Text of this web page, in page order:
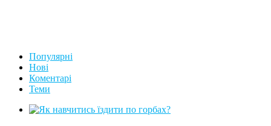
Популярні
Нові
Коментарі
Теми